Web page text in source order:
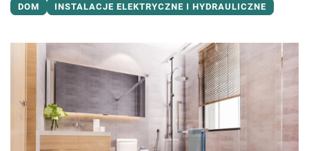
DOM INSTALACJE ELEKTRYCZNE I HYDRAULICZNE